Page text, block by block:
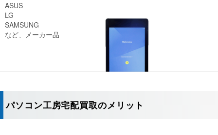
ASUS
LG
SAMSUNG
など、メーカー品
パソコン工房宅配買取のメリット